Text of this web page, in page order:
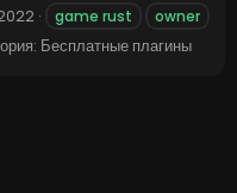
game rust
owner
Бесплатные плагины